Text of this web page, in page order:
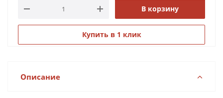
В корзину
Купить в 1 клик
Описание